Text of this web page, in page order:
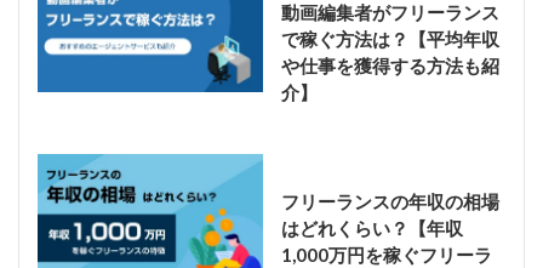
動画編集者がフリーランス
で稼ぐ方法は？【平均年収
や仕事を獲得する方法も紹
介】
フリーランスの年収の相場
はどれくらい？【年収
1,000万円を稼ぐフリーラ